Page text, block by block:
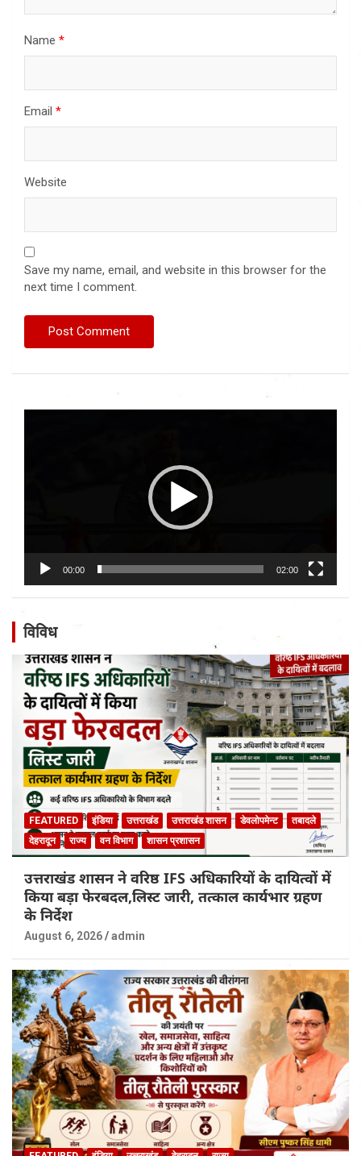
Name *
Email *
Website
Save my name, email, and website in this browser for the
next time I comment.
00:00 02:00
विविध
FEATURED इंडिया उत्तराखंड उत्तराखंड शासन डेवलोपमेन्ट
तबादले
देहरादून
राज्य वन विभाग शासन प्रशासन
उत्तराखंड शासन ने वरिष्ठ IFS अधिकारियों के दायित्वों में
किया बड़ा फेरबदल,लिस्ट जारी, तत्काल कार्यभार ग्रहण
के निर्देश
August 6, 2026 admin